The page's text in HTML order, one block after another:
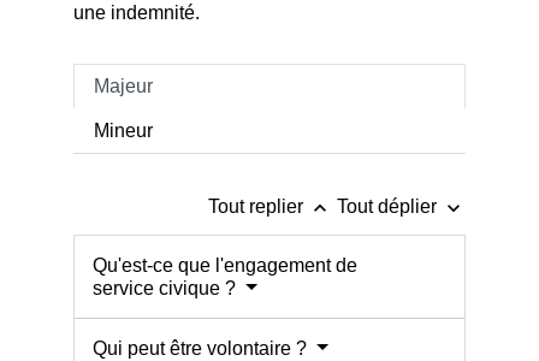
une indemnité.
Majeur
Mineur
Tout replier keyboard_arrow_up Tout déplier keyboard_arrow_down
Qu'est-ce que l'engagement de
service civique ?
Qui peut être volontaire ?